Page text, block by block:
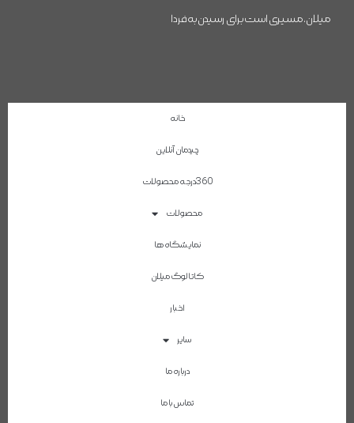
میلان، مسیری است برای رسیدن به فردا
خانه
چیدمان آنلاین
360درجه محصولات
محصولات
نمایشگاه ها
کاتالوگ میلان
اخبار
سایر
درباره ما
تماس با ما